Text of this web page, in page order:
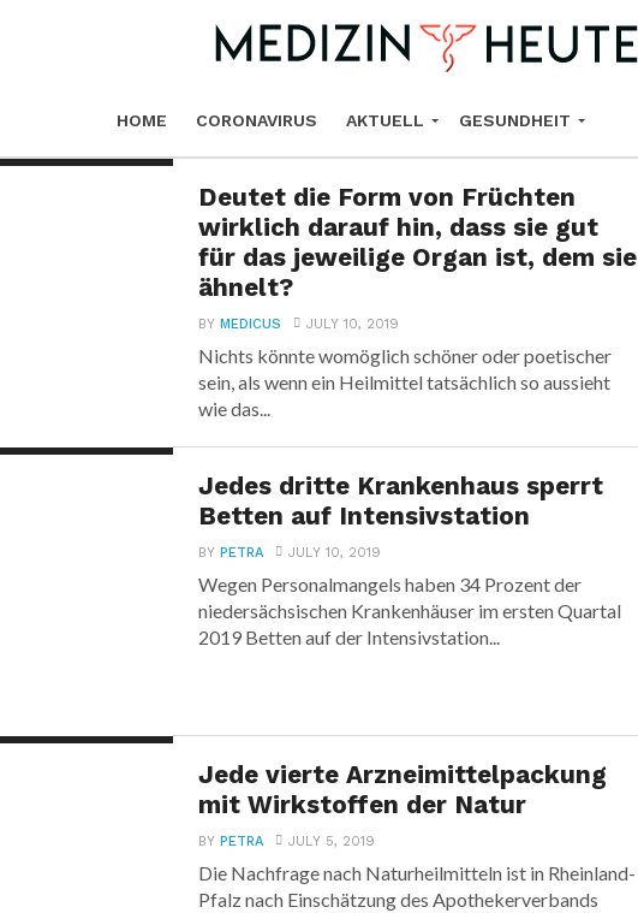
HOME CORONAVIRUS AKTUELL GESUNDHEIT
NATURHEILMITTEL KREBS FORSCHUNG
Deutet die Form von Früchten
wirklich darauf hin, dass sie gut
für das jeweilige Organ ist, dem sie
ähnelt?
BYMEDICUS JULY 10, 2019
Nichts könnte womöglich schöner oder poetischer
sein, als wenn ein Heilmittel tatsächlich so aussieht
wie das...
Jedes dritte Krankenhaus sperrt
Betten auf Intensivstation
BYPETRA JULY 10, 2019
Wegen Personalmangels haben 34 Prozent der
niedersächsischen Krankenhäuser im ersten Quartal
2019 Betten auf der Intensivstation...
Jede vierte Arzneimittelpackung
mit Wirkstoffen der Natur
BYPETRA JULY 5, 2019
Die Nachfrage nach Naturheilmitteln ist in Rheinland-
Pfalz nach Einschätzung des Apothekerverbands